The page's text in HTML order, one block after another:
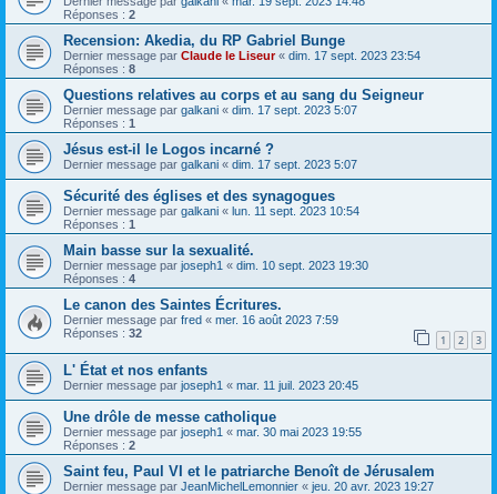
Réponses : 2
Recension: Akedia, du RP Gabriel Bunge
Dernier message par Claude le Liseur« dim. 17 sept. 2023 23:54
Réponses : 8
Questions relatives au corps et au sang du Seigneur
Dernier message par galkani « dim. 17 sept. 2023 5:07
Réponses : 1
Jésus est-il le Logos incarné ?
Dernier message par galkani « dim. 17 sept. 2023 5:07
Sécurité des églises et des synagogues
Dernier message par galkani « lun. 11 sept. 2023 10:54
Réponses : 1
Main basse sur la sexualité.
Dernier message par joseph1 « dim. 10 sept. 2023 19:30
Réponses : 4
Le canon des Saintes Écritures.
Dernier message par fred « mer. 16 août 2023 7:59
Réponses : 32 1 2 3
L' État et nos enfants
Dernier message par joseph1 « mar. 11 juil. 2023 20:45
Une drôle de messe catholique
Dernier message par joseph1 « mar. 30 mai 2023 19:55
Réponses : 2
Saint feu, Paul VI et le patriarche Benoît de Jérusalem
Dernier message par JeanMichelLemonnier « jeu. 20 avr. 2023 19:27